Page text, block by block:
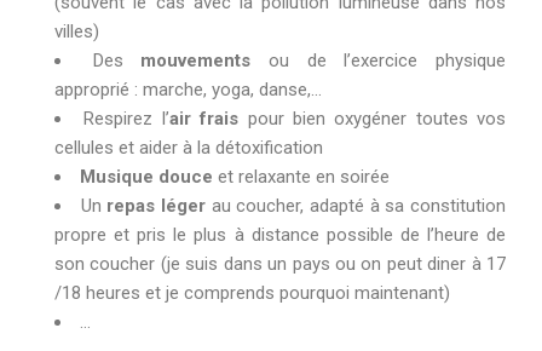
villes)
Des mouvements ou de l’exercice physique
approprié : marche, yoga, danse,…
Respirez l’air frais pour bien oxygéner toutes vos
cellules et aider à la détoxification
Musique douce et relaxante en soirée
Un repas léger au coucher, adapté à sa constitution
propre et pris le plus à distance possible de l’heure de
son coucher (je suis dans un pays ou on peut diner à 17
/18 heures et je comprends pourquoi maintenant)
…